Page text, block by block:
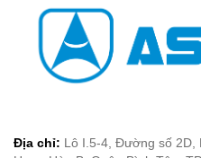
Địa chỉ: Lô I.5-4, Đường số 2D,